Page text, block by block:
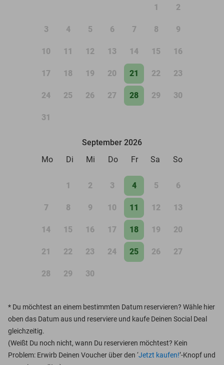
1 2
3 4 5 6 7 8 9
10 11 12 13 14 15 16
17 18 19 20 21 22 23
24 25 26 27 28 29 30
31
September 2026
Mo
Di Mi Do Fr Sa So
1 2 3 4 5 6
7 8 9 10 11 12 13
14 15 16 17 18 19 20
21 22 23 24 25 26 27
28 29 30
* Du möchtest an einem bestimmten Datum reservieren? Wähle hier
oben das Datum aus und reserviere und kaufe Deinen Social Deal
gleichzeitig.
(Weißt Du noch nicht, wann Du reservieren möchtest? Kein
Problem: Erwirb Deinen Voucher über den ‘Jetzt kaufen!’-Knopf und